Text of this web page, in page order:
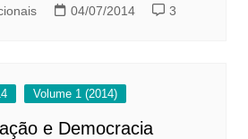
04/07/2014 3
Volume 1 (2014)
e Democracia